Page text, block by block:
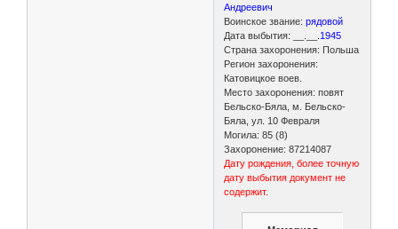
Андреевич
Воинское звание:рядовой
Дата выбытия: __.__. 1945
Страна захоронения: Польша
Регион захоронения:
Катовицкое воев.
Место захоронения: повят
Бельско-Бяла, м. Бельско-
Бяла, ул. 10 Февраля
Могила: 85 (8)
Захоронение: 87214087
Дату рождения, более точную
дату выбытия документ не
содержит.